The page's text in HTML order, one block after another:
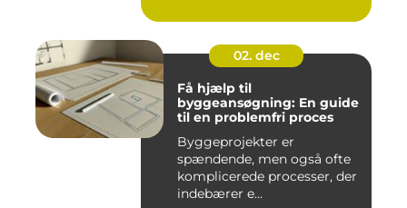
02. dec
Få hjælp til
byggeansøgning: En guide
til en problemfri proces
Byggeprojekter er
spændende, men også ofte
komplicerede processer, der
indebærer e...